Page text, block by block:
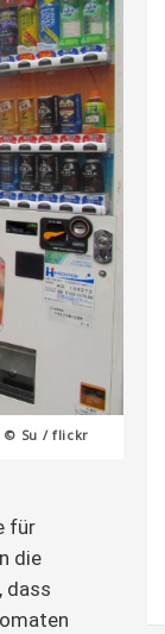
© Su / flickr
für
die
dass